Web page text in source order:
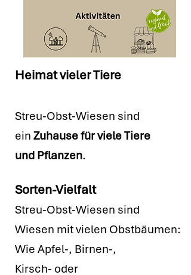
Heimat vieler Tiere
Streu-Obst-Wiesen sind
ein Zuhause für viele Tiere
und Pflanzen.
Sorten-Vielfalt
Streu-Obst-Wiesen sind
Wiesen mit vielen Obstbäumen:
Wie Apfel-, Birnen-,
Kirsch- oder